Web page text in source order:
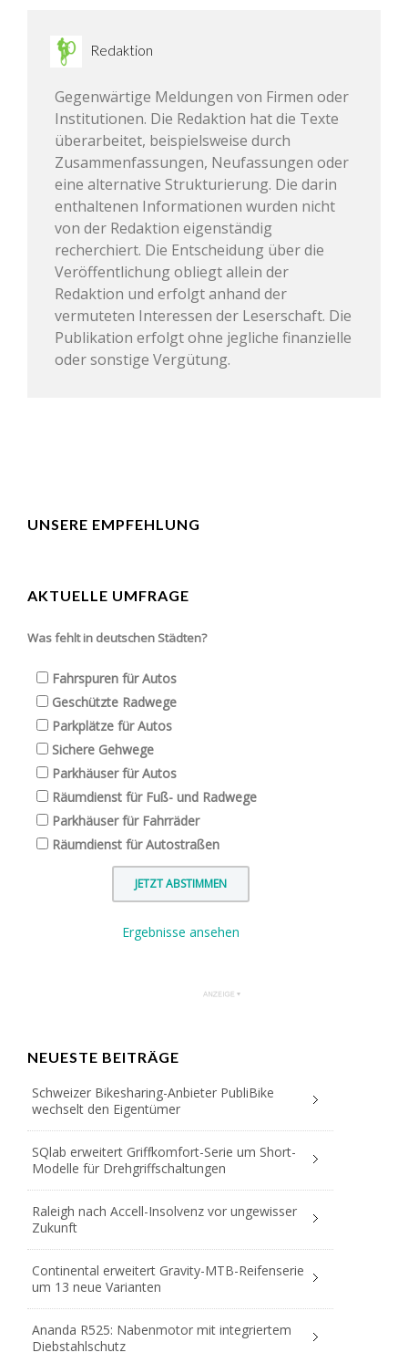
Redaktion
Gegenwärtige Meldungen von Firmen oder
Institutionen. Die Redaktion hat die Texte
überarbeitet, beispielsweise durch
Zusammenfassungen, Neufassungen oder
eine alternative Strukturierung. Die darin
enthaltenen Informationen wurden nicht
von der Redaktion eigenständig
recherchiert. Die Entscheidung über die
Veröffentlichung obliegt allein der
Redaktion und erfolgt anhand der
vermuteten Interessen der Leserschaft. Die
Publikation erfolgt ohne jegliche finanzielle
oder sonstige Vergütung.
UNSERE EMPFEHLUNG
AKTUELLE UMFRAGE
Was fehlt in deutschen Städten?
Fahrspuren für Autos
Geschützte Radwege
Parkplätze für Autos
Sichere Gehwege
Parkhäuser für Autos
Räumdienst für Fuß- und Radwege
Parkhäuser für Fahrräder
Räumdienst für Autostraßen
Ergebnisse ansehen
NEUESTE BEITRÄGE
Schweizer Bikesharing-Anbieter PubliBike
wechselt den Eigentümer
SQlab erweitert Griffkomfort-Serie um Short-
Modelle für Drehgriffschaltungen
Raleigh nach Accell-Insolvenz vor ungewisser
Zukunft
Continental erweitert Gravity-MTB-Reifenserie
um 13 neue Varianten
Ananda R525: Nabenmotor mit integriertem
Diebstahlschutz